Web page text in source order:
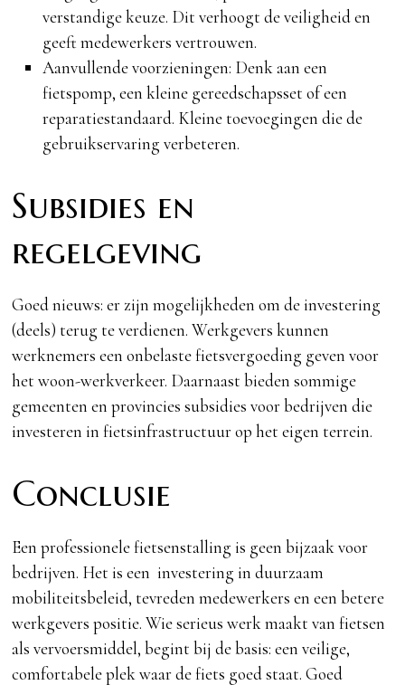
verstandige keuze. Dit verhoogt de veiligheid en
geeft medewerkers vertrouwen.
Aanvullende voorzieningen: Denk aan een
fietspomp, een kleine gereedschapsset of een
reparatiestandaard. Kleine toevoegingen die de
gebruikservaring verbeteren.
Subsidies en
regelgeving
Goed nieuws: er zijn mogelijkheden om de investering
(deels) terug te verdienen. Werkgevers kunnen
werknemers een onbelaste fietsvergoeding geven voor
het woon-werkverkeer. Daarnaast bieden sommige
gemeenten en provincies subsidies voor bedrijven die
investeren in fietsinfrastructuur op het eigen terrein.
Conclusie
Een professionele fietsenstalling is geen bijzaak voor
bedrijven. Het is een investering in duurzaam
mobiliteitsbeleid, tevreden medewerkers en een betere
werkgevers positie. Wie serieus werk maakt van fietsen
als vervoersmiddel, begint bij de basis: een veilige,
comfortabele plek waar de fiets goed staat. Goed